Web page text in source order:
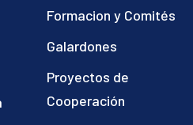
Formacion y Comités
Galardones
Proyectos de
Cooperación